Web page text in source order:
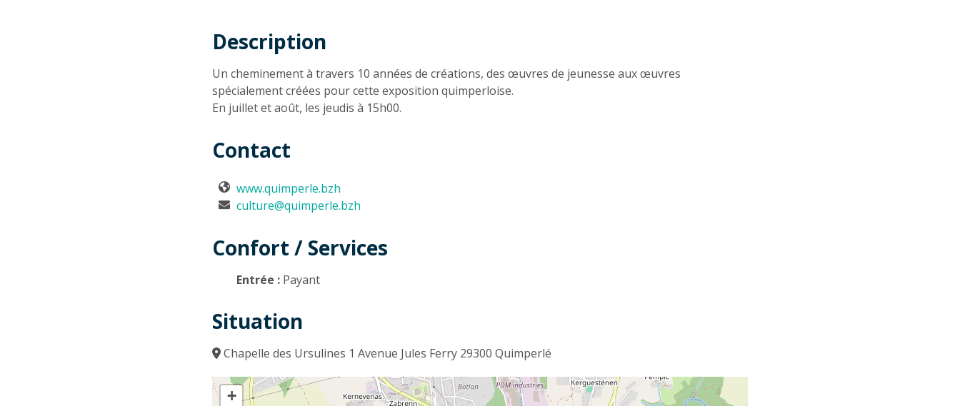
Description
Description
Un cheminement à travers 10 années de créations, des œuvres de jeunesse aux œuvres
spécialement créées pour cette exposition quimperloise.
En juillet et août, les jeudis à 15h00.
Contact
www.quimperle.bzh
culture@quimperle.bzh
Confort / Services
Entrée : Payant
Situation
Chapelle des Ursulines 1 Avenue Jules Ferry 29300 Quimperlé
+